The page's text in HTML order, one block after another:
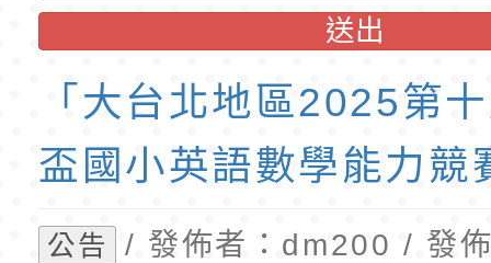
訓練課程」，歡迎已
育專業人員資格者報
民小學115學年度「
理人員」甄選
東門國小115學年度
梯特教代課教師甄選
公告(尚有缺額)
送出
「大台北地區2025第
盃國小英語數學能力競
公告
/ 發佈者：dm200 / 發